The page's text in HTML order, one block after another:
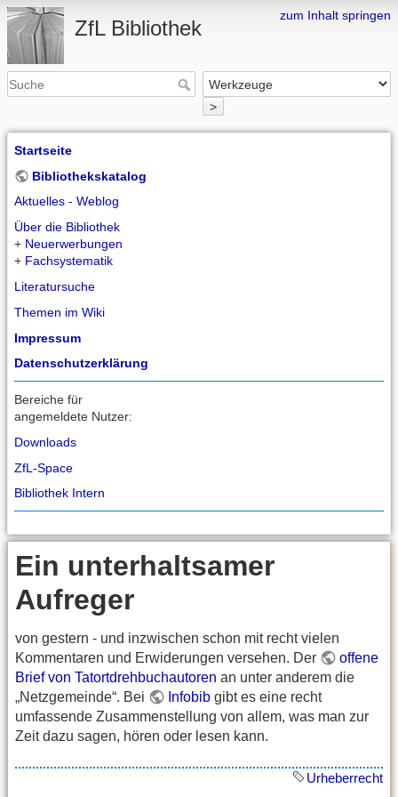
zum Inhalt springen
ZfL Bibliothek
>
Startseite
Bibliothekskatalog
Aktuelles - Weblog
Über die Bibliothek
+ Neuerwerbungen
+ Fachsystematik
Literatursuche
Themen im Wiki
Impressum
Datenschutzerklärung
Bereiche für
angemeldete Nutzer:
Downloads
ZfL-Space
Bibliothek Intern
Ein unterhaltsamer
Aufreger
von gestern - und inzwischen schon mit recht vielen
Kommentaren und Erwiderungen versehen. Der
offene
Brief von Tatortdrehbuchautoren an unter anderem die
„Netzgemeinde“. Bei
Infobib gibt es eine recht
umfassende Zusammenstellung von allem, was man zur
Zeit dazu sagen, hören oder lesen kann.
Urheberrecht